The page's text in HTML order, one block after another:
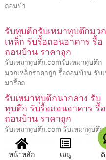
ถอนบ้า
รับทุบตึกรับเหมาทุบตึกมวก
เหล็ก รับรื้อถอนอาคาร รื้อ
ถอนบ้าน ราคาถูก
รับเหมาทุบตึก.comรับเหมาทุบตึก
มวกเหล็กราคาถูก รื้อถอนบ้าน รับ
มารื้อถ
รับเหมาทุบตึกนากลาง รับ
ทุบตึก รับรื้อถอนอาคาร รื้อ
ถอนบ้าน ราคาถูก
รับเหมาทุบตึก.com รับเหมาทุบตึก
นากลาง รับทุบตึก ราคาถูก รื้อถอน
บ้าน รั
หน้าหลัก เมนู